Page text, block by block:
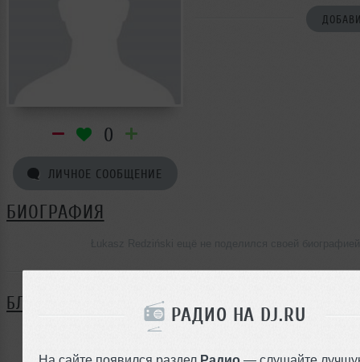
РАДИО НА DJ.RU
На сайте появился раздел Радио — слушайте
0
ЛИЧНОЕ СООБЩЕНИЕ
БИОГРАФИЯ
БЛОГ